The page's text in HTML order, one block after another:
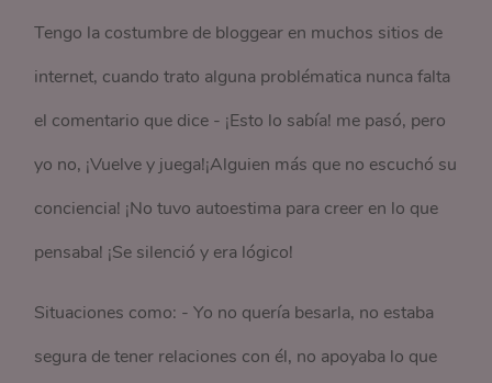
Tengo la costumbre de bloggear en muchos sitios de
internet, cuando trato alguna problématica nunca falta
el comentario que dice - ¡Esto lo sabía! me pasó, pero
yo no, ¡Vuelve y juega!¡Alguien más que no escuchó su
conciencia! ¡No tuvo autoestima para creer en lo que
pensaba! ¡Se silenció y era lógico!
Situaciones como: - Yo no quería besarla, no estaba
segura de tener relaciones con él, no apoyaba lo que